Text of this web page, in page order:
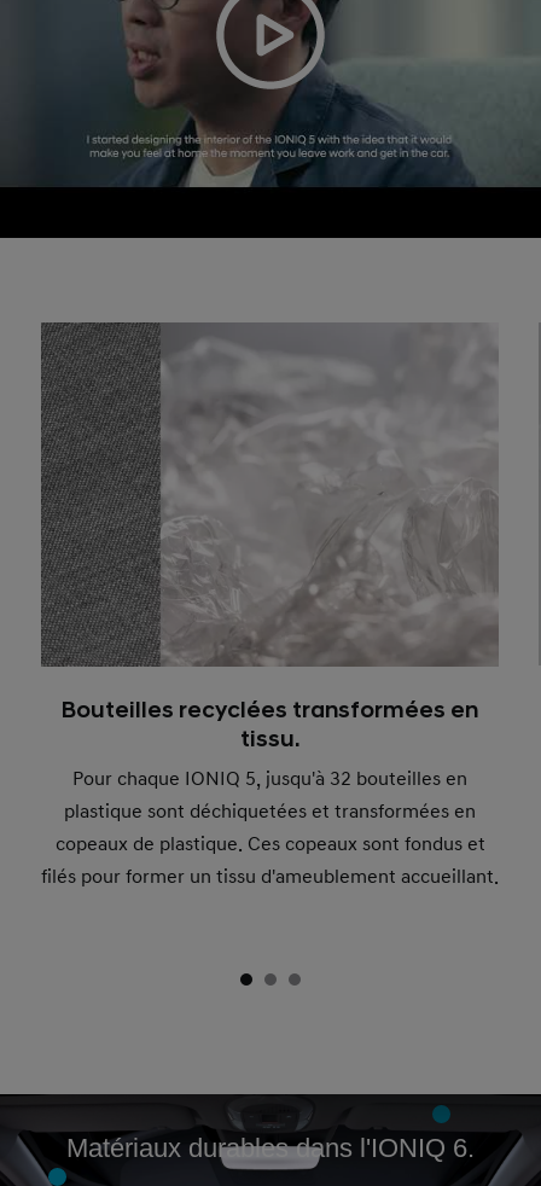
Bouteilles recyclées transformées en
tissu.
Pour chaque IONIQ 5, jusqu'à 32 bouteilles en
plastique sont déchiquetées et transformées en
copeaux de plastique. Ces copeaux sont fondus et
filés pour former un tissu d'ameublement accueillant.
Matériaux durables dans l'IONIQ 6.